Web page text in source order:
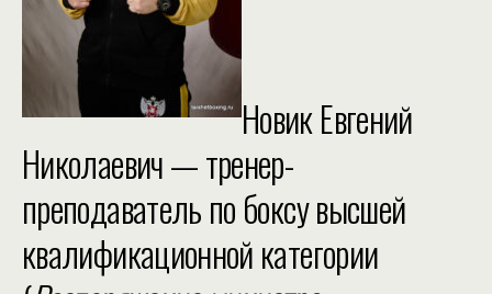
Новик Евгений
Николаевич — тренер-
преподаватель по боксу высшей
квалификационной категории